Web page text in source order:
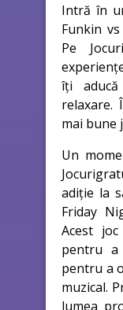
Intră în
Funkin
Pe
îți
relaxare.
mai bune
Un
adiție la
Friday
Acest
pentru a
pentru a
muzical.
lumea